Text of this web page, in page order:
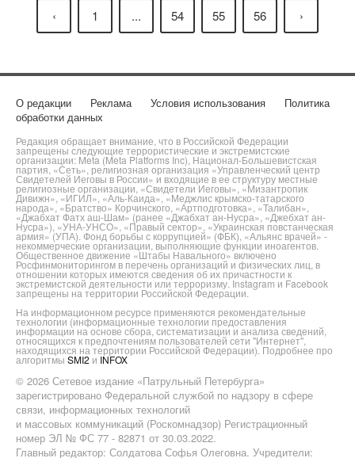
‹ 1 ... 54 55 56 ›
О редакции Реклама Условия использования
Политика
обработки данных
Редакция обращает внимание, что в Российской Федерации
запрещены следующие террористические и экстремистские
организации: Meta (Meta Platforms Inc), Национал-Большевистская
партия, «Сеть», религиозная организация «Управленческий центр
Свидетелей Иеговы в России» и входящие в ее структуру местные
религиозные организации, «Свидетели Иеговы», «Мизантропик
Дивижн», «ИГИЛ», «Аль-Каида», «Меджлис крымско-татарского
народа», «Братство» Корчинского, «Артподготовка», «Талибан»,
«Джабхат Фатх аш-Шам» (ранее «Джабхат ан-Нусра», «Джебхат ан-
Нусра»), «УНА-УНСО», «Правый сектор», «Украинская повстанческая
армия» (УПА). Фонд борьбы с коррупцией» (ФБК), «Альянс врачей» -
некоммерческие организации, выполняющие функции иноагентов.
Общественное движение «Штабы Навального» включено
Росфинмониторингом в перечень организаций и физических лиц, в
отношении которых имеются сведения об их причастности к
экстремистской деятельности или терроризму. Instagram и Facebook
запрещены на территории Российской Федерации.
На информационном ресурсе применяются рекомендательные
технологии (информационные технологии предоставления
информации на основе сбора, систематизации и анализа сведений,
относящихся к предпочтениям пользователей сети "Интернет",
находящихся на территории Российской Федерации). Подробнее про
алгоритмы SMI2 и INFOX
© 2026 Сетевое издание «Патрульный Петербурга»
зарегистрировано Федеральной службой по надзору в сфере
связи, информационных технологий
и массовых коммуникаций (Роскомнадзор) Регистрационный
номер ЭЛ № ФС 77 - 82871 от 30.03.2022.
Главный редактор: Солдатова Софья Олеговна. Учредители: